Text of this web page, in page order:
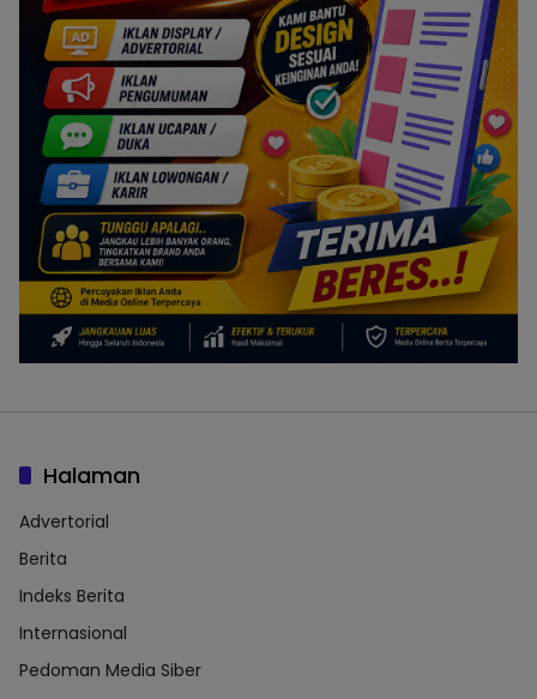
Halaman
Advertorial
Berita
Indeks Berita
Internasional
Pedoman Media Siber